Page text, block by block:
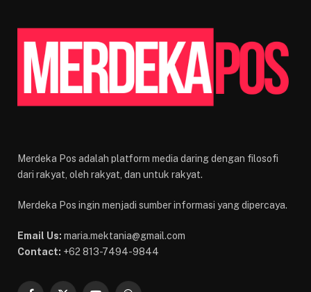
Merdeka Pos adalah platform media daring dengan filosofi
dari rakyat, oleh rakyat, dan untuk rakyat.
Merdeka Pos ingin menjadi sumber informasi yang dipercaya.
Email Us: maria.mektania@gmail.com
Contact: +62 813-7494-9844